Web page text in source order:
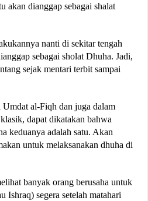
akan dianggap sebagai shalat
nanti di sekitar tengah
sebagai sholat Dhuha. Jadi,
sejak mentari terbit sampai
Umdat al-Fiqh dan juga dalam
dapat dikatakan bahwa
keduanya adalah satu. Akan
untuk melaksanakan dhuha di
banyak orang berusaha untuk
Ishraq) segera setelah matahari